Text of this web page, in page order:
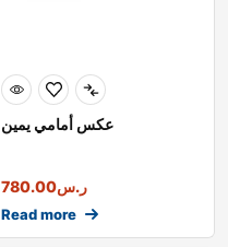
عكس أمامي يمين
ر.س780.00
Read more